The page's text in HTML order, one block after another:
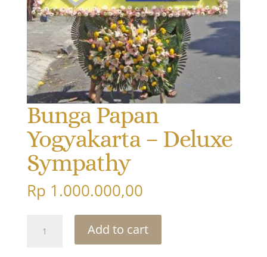
Bunga Papan
Yogyakarta – Deluxe
Sympathy
Rp 1.000.000,00
Papan
Add to cart